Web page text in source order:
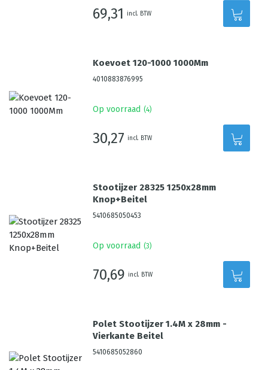
69,31 incl. BTW
Koevoet 120-1000 1000Mm
4010883876995
Op voorraad (4)
30,27 incl. BTW
Stootijzer 28325 1250x28mm
Knop+Beitel
5410685050453
Op voorraad (3)
70,69 incl. BTW
Polet Stootijzer 1.4M x 28mm -
Vierkante Beitel
5410685052860